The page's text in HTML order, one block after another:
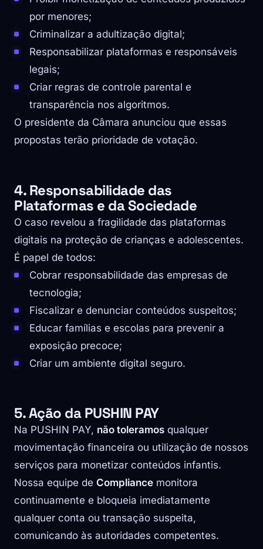
por menores;
Criminalizar a adultização digital;
Responsabilizar plataformas e responsáveis
legais;
Criar regras de controle parental e
transparência nos algoritmos.
O presidente da Câmara anunciou que essas
propostas terão prioridade de votação.
4. Responsabilidade das
Plataformas e da Sociedade
O caso revelou a fragilidade das plataformas
digitais na proteção de crianças e adolescentes.
É papel de todos:
Cobrar responsabilidade das empresas de
tecnologia;
Fiscalizar e denunciar conteúdos suspeitos;
Educar famílias e escolas para prevenir a
exposição precoce;
Criar um ambiente digital seguro.
5. Ação da PUSHIN PAY
Na PUSHIN PAY, não toleramos qualquer
movimentação financeira ou utilização de nossos
serviços para monetizar conteúdos infantis.
Nossa equipe de Compliance monitora
continuamente e bloqueia imediatamente
qualquer conta ou transação suspeita,
comunicando às autoridades competentes.